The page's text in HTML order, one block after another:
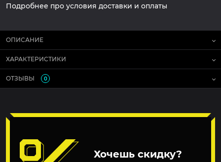
Подробнее про условия доставки и оплаты
ОПИСАНИЕ
ХАРАКТЕРИСТИКИ
ОТЗЫВЫ 0
Хочешь скидку?